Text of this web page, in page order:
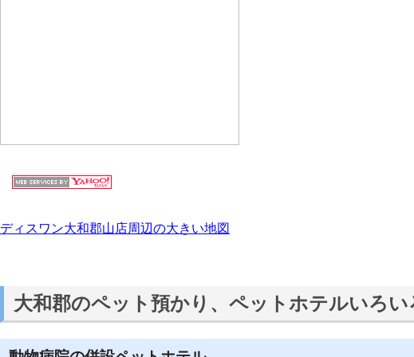
ディスワン大和郡山店周辺の大きい地図
大和郡のペット預かり、ペットホテルいろい